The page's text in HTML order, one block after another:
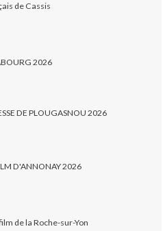
de Cassis
2026
DE PLOUGASNOU 2026
D'ANNONAY 2026
de la Roche-sur-Yon